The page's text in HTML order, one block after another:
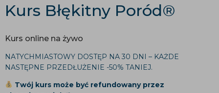
Kurs Błękitny Poród®
Kurs online na żywo
NATYCHMIASTOWY DOSTĘP NA 30 DNI – KAŻDE
NASTĘPNE PRZEDŁUŻENIE -50% TANIEJ.
Twój kurs może być refundowany przez